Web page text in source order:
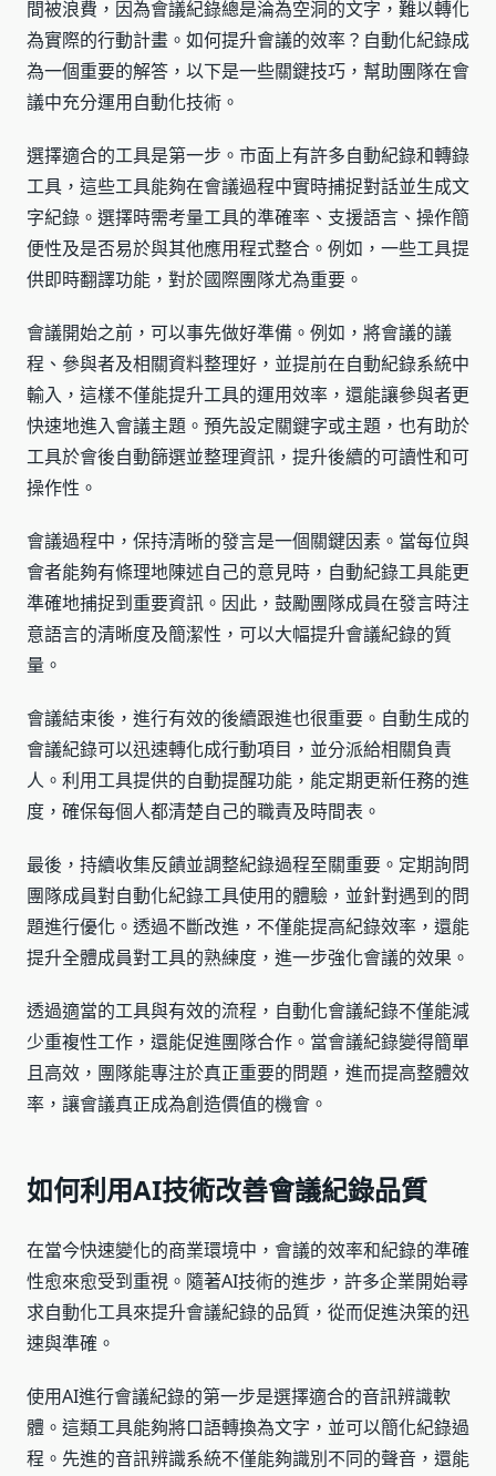
間被浪費，因為會議紀錄總是淪為空洞的文字，難以轉化
為實際的行動計畫。如何提升會議的效率？自動化紀錄成
為一個重要的解答，以下是一些關鍵技巧，幫助團隊在會
議中充分運用自動化技術。
選擇適合的工具是第一步。市面上有許多自動紀錄和轉錄
工具，這些工具能夠在會議過程中實時捕捉對話並生成文
字紀錄。選擇時需考量工具的準確率、支援語言、操作簡
便性及是否易於與其他應用程式整合。例如，一些工具提
供即時翻譯功能，對於國際團隊尤為重要。
會議開始之前，可以事先做好準備。例如，將會議的議
程、參與者及相關資料整理好，並提前在自動紀錄系統中
輸入，這樣不僅能提升工具的運用效率，還能讓參與者更
快速地進入會議主題。預先設定關鍵字或主題，也有助於
工具於會後自動篩選並整理資訊，提升後續的可讀性和可
操作性。
會議過程中，保持清晰的發言是一個關鍵因素。當每位與
會者能夠有條理地陳述自己的意見時，自動紀錄工具能更
準確地捕捉到重要資訊。因此，鼓勵團隊成員在發言時注
意語言的清晰度及簡潔性，可以大幅提升會議紀錄的質
量。
會議結束後，進行有效的後續跟進也很重要。自動生成的
會議紀錄可以迅速轉化成行動項目，並分派給相關負責
人。利用工具提供的自動提醒功能，能定期更新任務的進
度，確保每個人都清楚自己的職責及時間表。
最後，持續收集反饋並調整紀錄過程至關重要。定期詢問
團隊成員對自動化紀錄工具使用的體驗，並針對遇到的問
題進行優化。透過不斷改進，不僅能提高紀錄效率，還能
提升全體成員對工具的熟練度，進一步強化會議的效果。
透過適當的工具與有效的流程，自動化會議紀錄不僅能減
少重複性工作，還能促進團隊合作。當會議紀錄變得簡單
且高效，團隊能專注於真正重要的問題，進而提高整體效
率，讓會議真正成為創造價值的機會。
如何利用AI技術改善會議紀錄品質
在當今快速變化的商業環境中，會議的效率和紀錄的準確
性愈來愈受到重視。隨著AI技術的進步，許多企業開始尋
求自動化工具來提升會議紀錄的品質，從而促進決策的迅
速與準確。
使用AI進行會議紀錄的第一步是選擇適合的音訊辨識軟
體。這類工具能夠將口語轉換為文字，並可以簡化紀錄過
程。先進的音訊辨識系統不僅能夠識別不同的聲音，還能